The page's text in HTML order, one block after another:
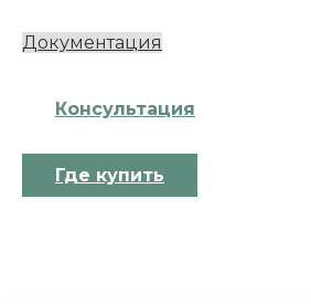
Документация
Консультация
Где купить